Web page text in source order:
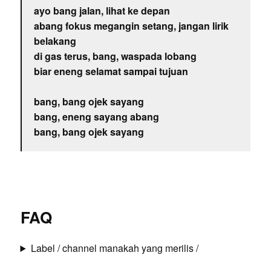
ayo bang jalan, lihat ke depan
abang fokus megangin setang, jangan lirik
belakang
di gas terus, bang, waspada lobang
biar eneng selamat sampai tujuan
bang, bang ojek sayang
bang, eneng sayang abang
bang, bang ojek sayang
FAQ
Label / channel manakah yang merilis /